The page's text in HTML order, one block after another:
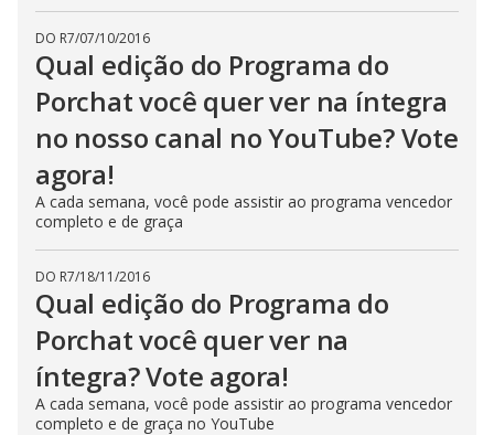
DO R7/07/10/2016
Qual edição do Programa do
Porchat você quer ver na íntegra
no nosso canal no YouTube? Vote
agora!
A cada semana, você pode assistir ao programa vencedor
completo e de graça
DO R7/18/11/2016
Qual edição do Programa do
Porchat você quer ver na
íntegra? Vote agora!
A cada semana, você pode assistir ao programa vencedor
completo e de graça no YouTube